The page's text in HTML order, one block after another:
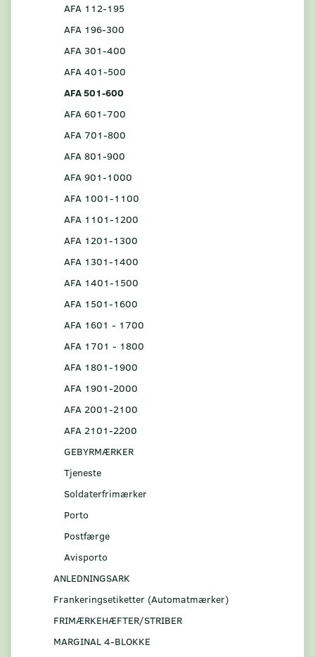
AFA 112-195
AFA 196-300
AFA 301-400
AFA 401-500
AFA 501-600
AFA 601-700
AFA 701-800
AFA 801-900
AFA 901-1000
AFA 1001-1100
AFA 1101-1200
AFA 1201-1300
AFA 1301-1400
AFA 1401-1500
AFA 1501-1600
AFA 1601 - 1700
AFA 1701 - 1800
AFA 1801-1900
AFA 1901-2000
AFA 2001-2100
AFA 2101-2200
GEBYRMÆRKER
Tjeneste
Soldaterfrimærker
Porto
Postfærge
Avisporto
ANLEDNINGSARK
Frankeringsetiketter (Automatmærker)
FRIMÆRKEHÆFTER/STRIBER
MARGINAL 4-BLOKKE